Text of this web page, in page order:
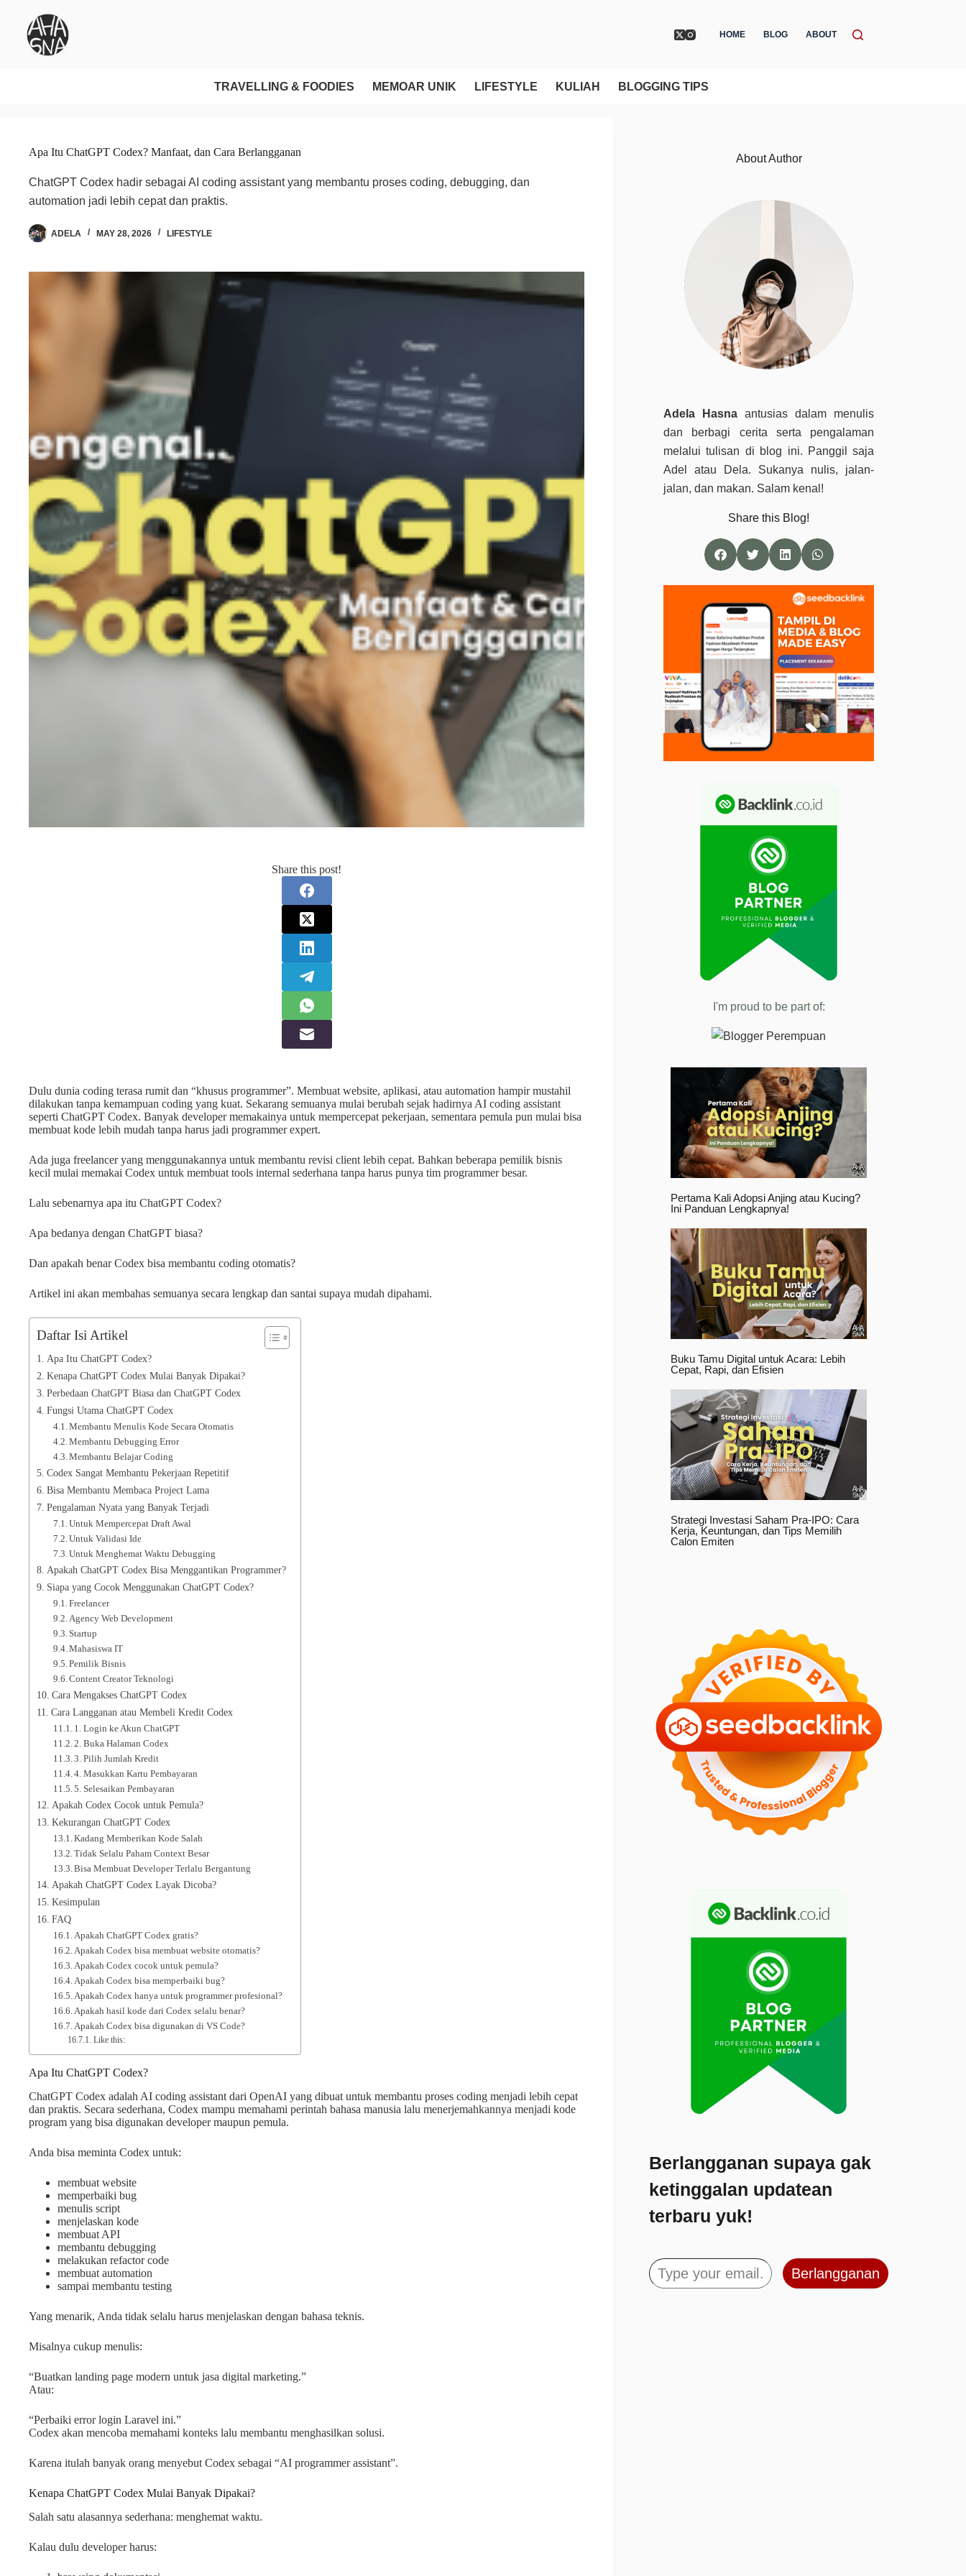
HOME BLOG ABOUT
TRAVELLING & FOODIES MEMOAR UNIK LIFESTYLE KULIAH BLOGGING TIPS
Apa Itu ChatGPT Codex? Manfaat, dan Cara Berlangganan
ChatGPT Codex hadir sebagai AI coding assistant yang membantu proses coding, debugging, dan
automation jadi lebih cepat dan praktis.
ADELA MAY 28, 2026 LIFESTYLE
Share this post!
Dulu dunia coding terasa rumit dan “khusus programmer”. Membuat website, aplikasi, atau automation hampir mustahil
dilakukan tanpa kemampuan coding yang kuat. Sekarang semuanya mulai berubah sejak hadirnya AI coding assistant
seperti ChatGPT Codex. Banyak developer memakainya untuk mempercepat pekerjaan, sementara pemula pun mulai bisa
membuat kode lebih mudah tanpa harus jadi programmer expert.
Ada juga freelancer yang menggunakannya untuk membantu revisi client lebih cepat. Bahkan beberapa pemilik bisnis
kecil mulai memakai Codex untuk membuat tools internal sederhana tanpa harus punya tim programmer besar.
Lalu sebenarnya apa itu ChatGPT Codex?
Apa bedanya dengan ChatGPT biasa?
Dan apakah benar Codex bisa membantu coding otomatis?
Artikel ini akan membahas semuanya secara lengkap dan santai supaya mudah dipahami.
Daftar Isi Artikel
Apa Itu ChatGPT Codex?
Kenapa ChatGPT Codex Mulai Banyak Dipakai?
Perbedaan ChatGPT Biasa dan ChatGPT Codex
Fungsi Utama ChatGPT Codex
Membantu Menulis Kode Secara Otomatis
Membantu Debugging Error
Membantu Belajar Coding
Codex Sangat Membantu Pekerjaan Repetitif
Bisa Membantu Membaca Project Lama
Pengalaman Nyata yang Banyak Terjadi
Untuk Mempercepat Draft Awal
Untuk Validasi Ide
Untuk Menghemat Waktu Debugging
Apakah ChatGPT Codex Bisa Menggantikan Programmer?
Siapa yang Cocok Menggunakan ChatGPT Codex?
Freelancer
Agency Web Development
Startup
Mahasiswa IT
Pemilik Bisnis
Content Creator Teknologi
Cara Mengakses ChatGPT Codex
Cara Langganan atau Membeli Kredit Codex
1. Login ke Akun ChatGPT
2. Buka Halaman Codex
3. Pilih Jumlah Kredit
4. Masukkan Kartu Pembayaran
5. Selesaikan Pembayaran
Apakah Codex Cocok untuk Pemula?
Kekurangan ChatGPT Codex
Kadang Memberikan Kode Salah
Tidak Selalu Paham Context Besar
Bisa Membuat Developer Terlalu Bergantung
Apakah ChatGPT Codex Layak Dicoba?
Kesimpulan
FAQ
Apakah ChatGPT Codex gratis?
Apakah Codex bisa membuat website otomatis?
Apakah Codex cocok untuk pemula?
Apakah Codex bisa memperbaiki bug?
Apakah Codex hanya untuk programmer profesional?
Apakah hasil kode dari Codex selalu benar?
Apakah Codex bisa digunakan di VS Code?
Like this:
Apa Itu ChatGPT Codex?
ChatGPT Codex adalah AI coding assistant dari OpenAI yang dibuat untuk membantu proses coding menjadi lebih cepat
dan praktis. Secara sederhana, Codex mampu memahami perintah bahasa manusia lalu menerjemahkannya menjadi kode
program yang bisa digunakan developer maupun pemula.
Anda bisa meminta Codex untuk:
membuat website
memperbaiki bug
menulis script
menjelaskan kode
membuat API
membantu debugging
melakukan refactor code
membuat automation
sampai membantu testing
Yang menarik, Anda tidak selalu harus menjelaskan dengan bahasa teknis.
Misalnya cukup menulis:
“Buatkan landing page modern untuk jasa digital marketing.”
Atau:
“Perbaiki error login Laravel ini.”
Codex akan mencoba memahami konteks lalu membantu menghasilkan solusi.
Karena itulah banyak orang menyebut Codex sebagai “AI programmer assistant”.
Kenapa ChatGPT Codex Mulai Banyak Dipakai?
Salah satu alasannya sederhana: menghemat waktu.
Kalau dulu developer harus:
About Author
Adela Hasnaantusias dalam menulis
dan berbagi cerita serta pengalaman
melalui tulisan di blog ini. Panggil saja
Adel atau Dela. Sukanya nulis, jalan-
jalan, dan makan. Salam kenal!
Share this Blog!
I'm proud to be part of:
Pertama Kali Adopsi Anjing atau Kucing?
Ini Panduan Lengkapnya!
Buku Tamu Digital untuk Acara: Lebih
Cepat, Rapi, dan Efisien
Strategi Investasi Saham Pra-IPO: Cara
Kerja, Keuntungan, dan Tips Memilih
Calon Emiten
Berlangganan supaya gak
ketinggalan updatean
terbaru yuk!
Berlangganan